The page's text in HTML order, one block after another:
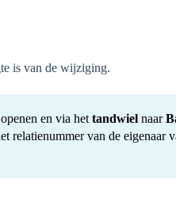
is van de wijziging.
en via het tandwielnaar
relatienummer van de eigenaar